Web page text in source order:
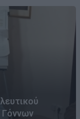
Γόννων